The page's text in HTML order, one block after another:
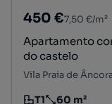
450 €7,50 €/m²
Apartamento
do castelo
Vila Praia de
T1 60 m²